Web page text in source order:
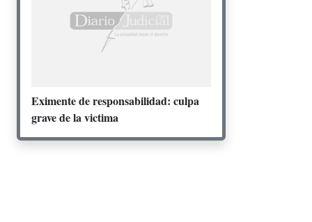
Eximente de responsabilidad: culpa
grave de la victima